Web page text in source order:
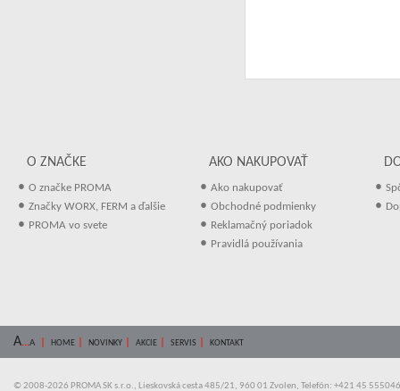
O ZNAČKE
• O značke PROMA
• Značky WORX, FERM a ďalšie
• PROMA vo svete
AKO NAKUPOVAŤ
• Ako nakupovať
• Obchodné podmienky
• Reklamačný poriadok
• Pravidlá používania
•
•
A...A HOME NOVINKY AKCIE SERVIS KONTAKT
© 2008-2026 PROMA SK s.r.o., Lieskovská cesta 485/21, 960 01 Zvolen, Telefón: +421 45